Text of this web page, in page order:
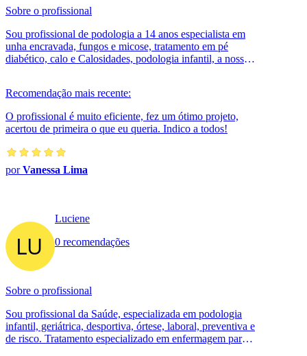
Sobre o profissional
Sou profissional de podologia a 14 anos especialista em
unha encravada, fungos e micose, tratamento em pé
diabético, calo e Calosidades, podologia infantil, a nossa
Recomendação mais recente:
O profissional é muito eficiente, fez um ótimo projeto,
acertou de primeira o que eu queria. Indico a todos!
porVanessa Lima
Luciene
0 recomendações
Sobre o profissional
Sou profissional da Saúde, especializada em podologia
infantil, geriátrica, desportiva, órtese, laboral, preventiva e
de risco. Tratamento especializado em enfermagem para